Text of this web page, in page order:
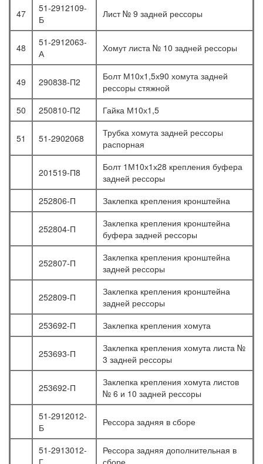
47
51-2912109-
Б
Лист № 9 задней рессоры
48
51-2912063-
А
Хомут листа № 10 задней рессоры
49 290838-П2
Болт М10х1,5х90 хомута задней
рессоры стяжной
50
250810-П2 Гайка М10х1,5
51 51-2902068
Трубка хомута задней рессоры
распорная
201519-П8
Болт 1М10х1х28 крепления буфера
задней рессоры
252806-П
Заклепка крепления кронштейна
252804-П
Заклепка крепления кронштейна
буфера задней рессоры
252807-П
Заклепка крепления кронштейна
задней рессоры
252809-П
Заклепка крепления кронштейна
задней рессоры
253692-П
Заклепка крепления хомута
253693-П
Заклепка крепления хомута листа №
3 задней рессоры
253692-П
Заклепка крепления хомута листов
№ 6 и 10 задней рессоры
51-2912012-
Б
Рессора задняя в сборе
51-2913012-
Рессора задняя дополнительная в